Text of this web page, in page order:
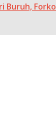
Buruh,